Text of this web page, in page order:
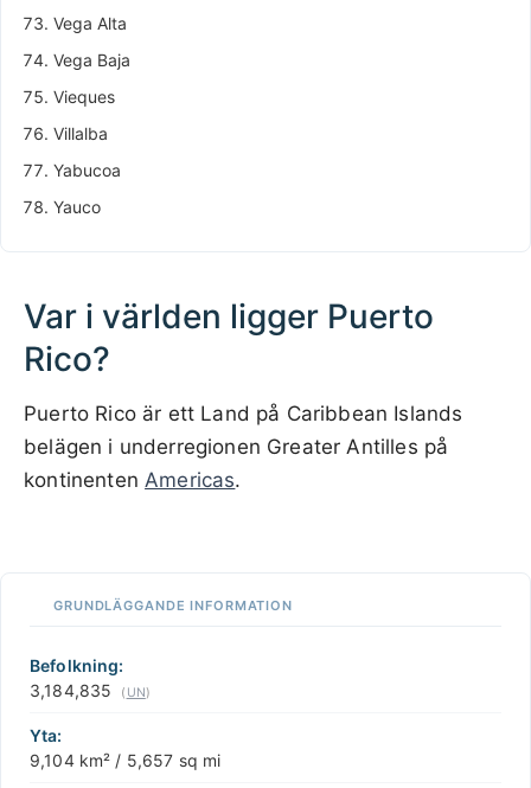
Vega Alta
Vega Baja
Vieques
Villalba
Yabucoa
Yauco
Var i världen ligger Puerto
Rico?
Puerto Rico är ett Land på Caribbean Islands
belägen i underregionen Greater Antilles på
kontinentenAmericas.
200 km / 124.3 mi
−
GRUNDLÄGGANDE INFORMATION
Befolkning:
3,184,835
( UN)
Yta:
9,104 km² / 5,657 sq mi